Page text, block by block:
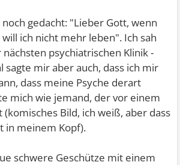
gedacht: "Lieber Gott, wenn
ich nicht mehr leben". Ich sah
psychiatrischen Klinik -
sagte mir aber auch, dass ich mir
dass meine Psyche derart
mich wie jemand, der vor einem
Bild, ich weiß, aber dass
in meinem Kopf).
schwere Geschütze mit einem